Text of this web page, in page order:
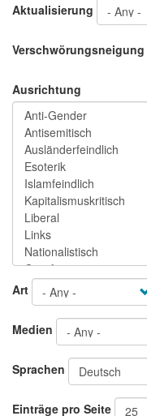
Aktualisierung
Verschwörungsneigung
Ausrichtung
Art
Medien
Sprachen
Einträge pro Seite